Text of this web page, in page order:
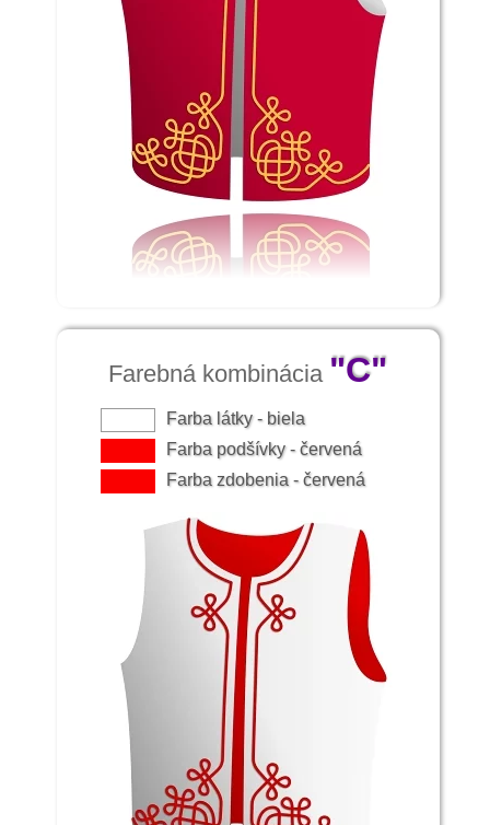
Farebná kombinácia "C"
Farba látky - biela
Farba podšívky - červená
Farba zdobenia - červená